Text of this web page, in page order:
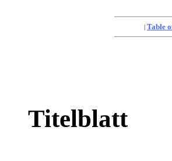
| Table
Titelblatt